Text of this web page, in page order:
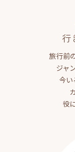
行
旅行前
ジャ
今
役